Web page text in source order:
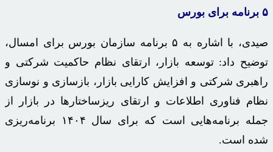
۵ برنامه برای بورس
صیدی، با اشاره به ۵ برنامه سازمان بورس برای امسال،
توضیح داد: توسعه بازار، ارتقای نظام حاکمیت شرکتی و
راهبری شرکتی و افزایش کارایی بازار، بازسازی و نوسازی
نظام فناوری اطلاعات و ارتقای ریزساختارها در بازار از
جمله برنامه‌هایی است که برای سال ۱۴۰۴ برنامه‌ریزی
شده است.